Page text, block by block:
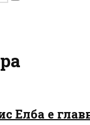
Search
Елба е